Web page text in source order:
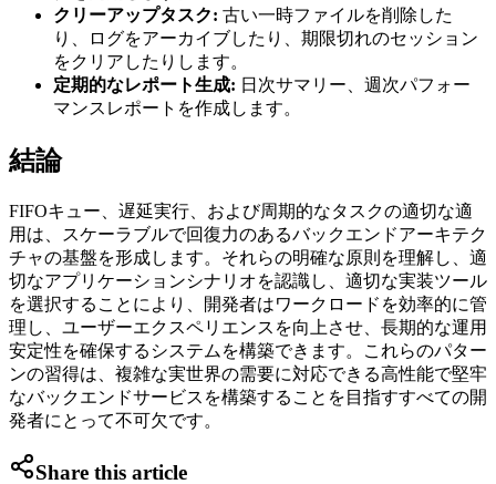
クリーアップタスク: 古い一時ファイルを削除した
り、ログをアーカイブしたり、期限切れのセッション
をクリアしたりします。
定期的なレポート生成: 日次サマリー、週次パフォー
マンスレポートを作成します。
結論
FIFOキュー、遅延実行、および周期的なタスクの適切な適
用は、スケーラブルで回復力のあるバックエンドアーキテク
チャの基盤を形成します。それらの明確な原則を理解し、適
切なアプリケーションシナリオを認識し、適切な実装ツール
を選択することにより、開発者はワークロードを効率的に管
理し、ユーザーエクスペリエンスを向上させ、長期的な運用
安定性を確保するシステムを構築できます。これらのパター
ンの習得は、複雑な実世界の需要に対応できる高性能で堅牢
なバックエンドサービスを構築することを目指すすべての開
発者にとって不可欠です。
Share this article